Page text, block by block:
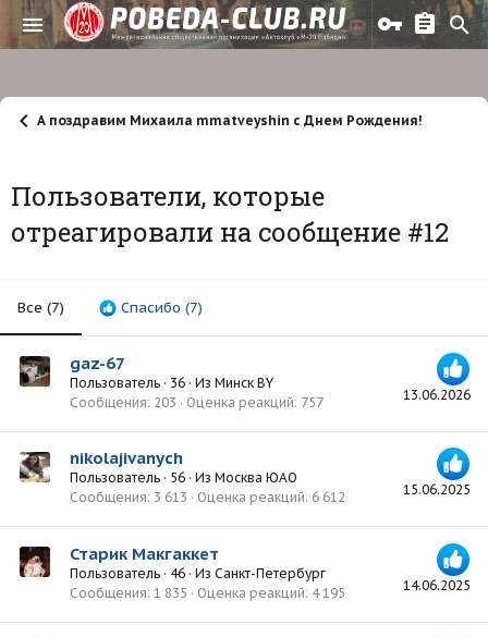
А поздравим Михаила mmatveyshin с Днем Рождения!
Пользователи, которые
отреагировали на сообщение #12
Все (7) Спасибо (7)
13.06.2026
gaz-67
Пользователь · 36 · Из Минск BY
Сообщения 203 Оценка реакций 757
15.06.2025
nikolajivanych
Пользователь · 56 · Из Москва ЮАО
Сообщения 3 613 Оценка реакций 6 612
14.06.2025
Старик Макгаккет
Пользователь · 46 · Из Санкт-Петербург
Сообщения 1 835 Оценка реакций 4 195